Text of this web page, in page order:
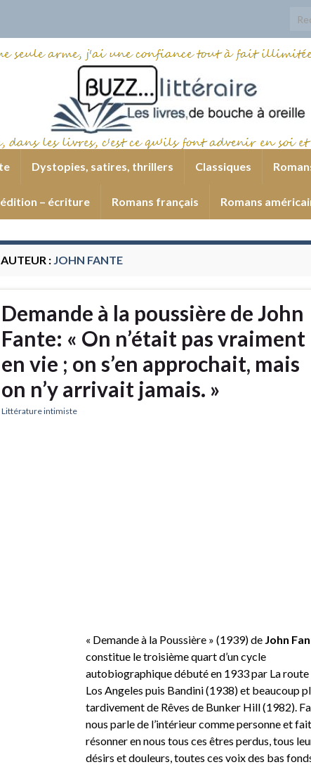
Dystopies, satires, thrillers Classiques
– écriture Romans français Romans
AUTEUR : JOHN FANTE
Demande à la poussière de John
Fante: « On n’était pas vraiment
en vie ; on s’en approchait, mais
on n’y arrivait jamais. »
Littérature intimiste
« Demande à la Poussière » (1939) de John
constitue le troisième quart d’un cycle
autobiographique débuté en 1933 par La route
Los Angeles puis Bandini (1938) et beaucoup
tardivement de Rêves de Bunker Hill (1982).
nous parle de l’intérieur comme personne et fait
résonner en nous tous ces êtres perdus, tous
désirs et douleurs, toutes ces voix des bas